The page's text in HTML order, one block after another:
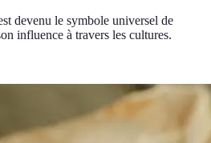
devenu le symbole universel de
influence à travers les cultures.